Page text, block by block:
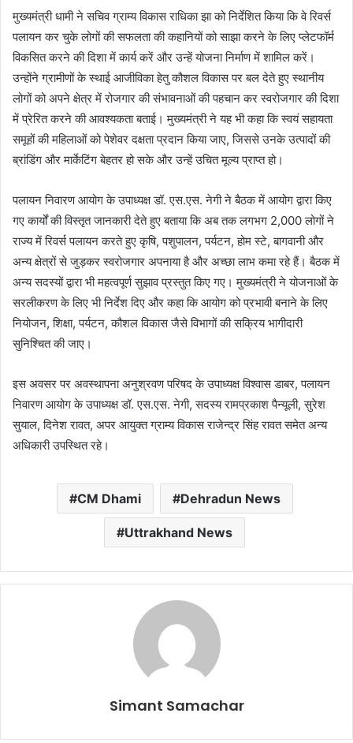
मुख्यमंत्री धामी ने सचिव ग्राम्य विकास राधिका झा को निर्देशित किया कि वे रिवर्स
पलायन कर चुके लोगों की सफलता की कहानियों को साझा करने के लिए प्लेटफॉर्म
विकसित करने की दिशा में कार्य करें और उन्हें योजना निर्माण में शामिल करें।
उन्होंने ग्रामीणों के स्थाई आजीविका हेतु कौशल विकास पर बल देते हुए स्थानीय
लोगों को अपने क्षेत्र में रोजगार की संभावनाओं की पहचान कर स्वरोजगार की दिशा
में प्रेरित करने की आवश्यकता बताई। मुख्यमंत्री ने यह भी कहा कि स्वयं सहायता
समूहों की महिलाओं को पेशेवर दक्षता प्रदान किया जाए, जिससे उनके उत्पादों की
ब्रांडिंग और मार्केटिंग बेहतर हो सके और उन्हें उचित मूल्य प्राप्त हो।
पलायन निवारण आयोग के उपाध्यक्ष डॉ. एस.एस. नेगी ने बैठक में आयोग द्वारा किए
गए कार्यों की विस्तृत जानकारी देते हुए बताया कि अब तक लगभग 2,000 लोगों ने
राज्य में रिवर्स पलायन करते हुए कृषि, पशुपालन, पर्यटन, होम स्टे, बागवानी और
अन्य क्षेत्रों से जुड़कर स्वरोजगार अपनाया है और अच्छा लाभ कमा रहे हैं। बैठक में
अन्य सदस्यों द्वारा भी महत्वपूर्ण सुझाव प्रस्तुत किए गए। मुख्यमंत्री ने योजनाओं के
सरलीकरण के लिए भी निर्देश दिए और कहा कि आयोग को प्रभावी बनाने के लिए
नियोजन, शिक्षा, पर्यटन, कौशल विकास जैसे विभागों की सक्रिय भागीदारी
सुनिश्चित की जाए।
इस अवसर पर अवस्थापना अनुश्रवण परिषद के उपाध्यक्ष विश्वास डाबर, पलायन
निवारण आयोग के उपाध्यक्ष डॉ. एस.एस. नेगी, सदस्य रामप्रकाश पैन्यूली, सुरेश
सुयाल, दिनेश रावत, अपर आयुक्त ग्राम्य विकास राजेन्द्र सिंह रावत समेत अन्य
अधिकारी उपस्थित रहे।
CM Dhami Dehradun News
Uttrakhand News
Simant Samachar